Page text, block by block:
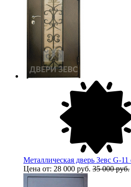
Металлическая дверь Зевс G-11
Цена от: 28 000 руб. 35 000 руб.